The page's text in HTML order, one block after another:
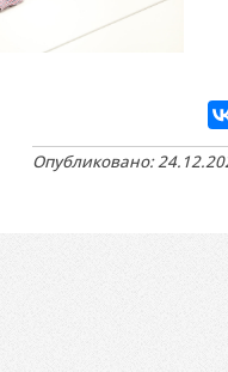
Опубликовано: